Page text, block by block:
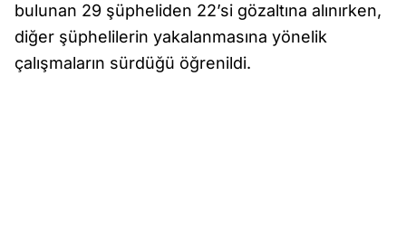
bulunan 29 şüpheliden 22’si gözaltına alınırken,
diğer şüphelilerin yakalanmasına yönelik
çalışmaların sürdüğü öğrenildi.